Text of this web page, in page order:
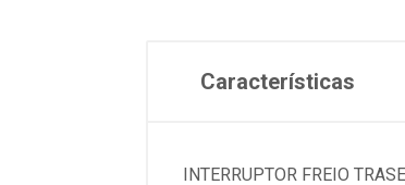
Características
INTERRUPTOR FREIO